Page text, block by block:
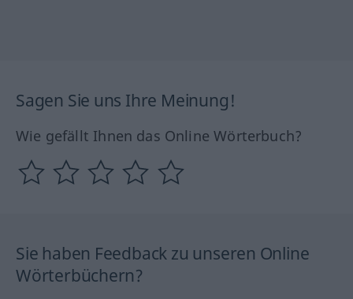
Sagen Sie uns Ihre Meinung!
Wie gefällt Ihnen das Online Wörterbuch?
Sie haben Feedback zu unseren Online
Wörterbüchern?